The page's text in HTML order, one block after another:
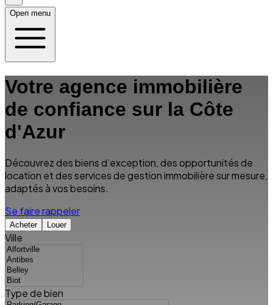
Open menu
Votre agence immobilière
de confiance sur la Côte
d'Azur
Découvrez des biens d’exception, des opportunités de
location et des services de gestion immobilière sur mesure,
adaptés à vos besoins.
Se faire rappeler
Acheter Louer
Ville
Type de bien